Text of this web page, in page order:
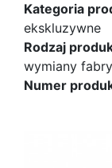
Kategoria
ekskluzywne
Rodzaj
wymiany
Numer